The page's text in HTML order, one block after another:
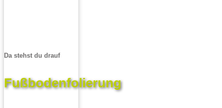
Da stehst du drauf
Fußbodenfolierung